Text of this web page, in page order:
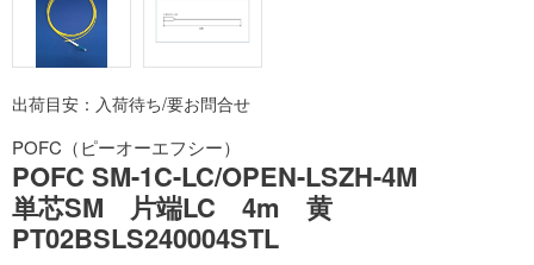
出荷目安：入荷待ち/要お問合せ
POFC（ピーオーエフシー）
POFC SM-1C-LC/OPEN-LSZH-4M
単芯SM 片端LC 4m 黄
PT02BSLS240004STL